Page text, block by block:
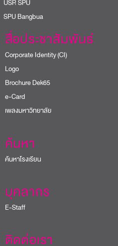
SPU
Bangbua
สื่อประชาสัมพันธ์
Corporate Identity (CI)
Logo
Brochure Dek65
e-Card
เพลงมหาวิทยาลัย
ค้นหา
ค้นหาโรงเรียน
บุคลากร
E-Staff